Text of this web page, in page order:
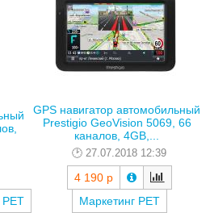
РЕТ
GPS навигатор автомобильный
Prestigio GeoVision 5069, 66
каналов, 4GB,...
27.07.2018 12:39
4 190 р
Маркетинг РЕТ